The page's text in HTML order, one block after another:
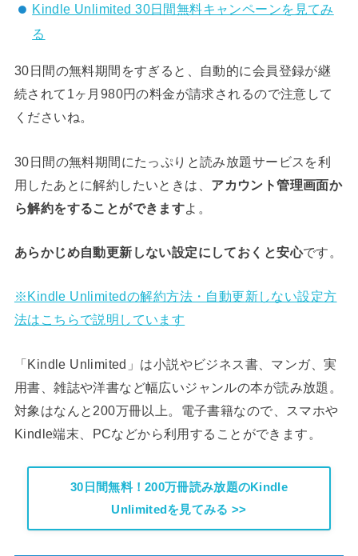
Kindle Unlimited 30日間無料キャンペーンを見てみ
る
30日間の無料期間をすぎると、自動的に会員登録が継
続されて1ヶ月980円の料金が請求されるので注意して
くださいね。
30日間の無料期間にたっぷりと読み放題サービスを利
用したあとに解約したいときは、 アカウント管理画面か
ら解約をすることができます よ。
あらかじめ自動更新しない設定にしておくと安心です。
※Kindle Unlimitedの解約方法・自動更新しない設定方
法はこちらで説明しています
「Kindle Unlimited」は小説やビジネス書、マンガ、実
用書、雑誌や洋書など幅広いジャンルの本が読み放題。
対象はなんと200万冊以上。電子書籍なので、スマホや
Kindle端末、PCなどから利用することができます。
30日間無料！200万冊読み放題のKindle
Unlimitedを見てみる >>